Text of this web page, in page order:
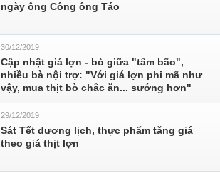
ngày ông Công ông Táo
30/12/2019
Cập nhật giá lợn - bò giữa "tâm bão",
nhiều bà nội trợ: "Với giá lợn phi mã như
vậy, mua thịt bò chắc ăn... sướ‎ng hơn"
29/12/2019
Sát Tết dương lịch, thực phẩm tăng giá
theo giá thịt lợn